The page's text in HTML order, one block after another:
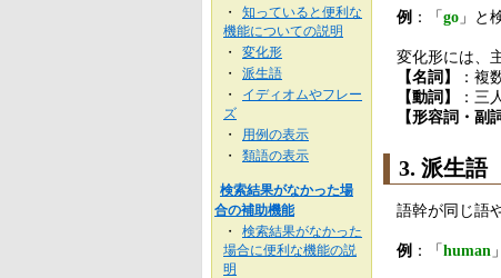
例 ：「go 」と
変化形には、
【名詞】
：複
【動詞】
：三
【形容詞・副
3. 派生語
語幹が同じ語
例 ：「human
・
知っていると便利な
機能についての説明
・ 変化形
・ 派生語
・
イディオムやフレー
ズ
・ 用例の表示
・ 類語の表示
検索結果がなかった場
合の補助機能
・
検索結果がなかった
場合に便利な機能の説
明